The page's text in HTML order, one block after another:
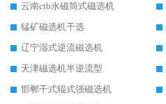
云南ctb永磁筒式磁选机
锰矿磁选机干选
辽宁湿式逆流磁选机
天津磁选机半逆流型
邯郸干式辊式强磁选机